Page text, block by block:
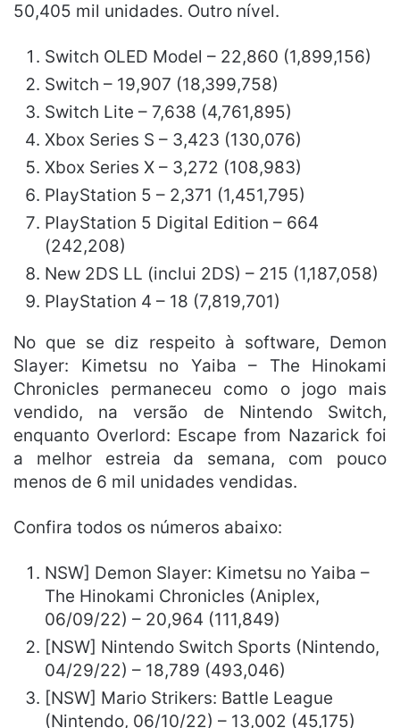
50,405 mil unidades. Outro nível.
Switch OLED Model – 22,860 (1,899,156)
Switch – 19,907 (18,399,758)
Switch Lite – 7,638 (4,761,895)
Xbox Series S – 3,423 (130,076)
Xbox Series X – 3,272 (108,983)
PlayStation 5 – 2,371 (1,451,795)
PlayStation 5 Digital Edition – 664
(242,208)
New 2DS LL (inclui 2DS) – 215 (1,187,058)
PlayStation 4 – 18 (7,819,701)
No que se diz respeito à software, Demon
Slayer: Kimetsu no Yaiba – The Hinokami
Chronicles permaneceu como o jogo mais
vendido, na versão de Nintendo Switch,
enquanto Overlord: Escape from Nazarick foi
a melhor estreia da semana, com pouco
menos de 6 mil unidades vendidas.
Confira todos os números abaixo:
NSW] Demon Slayer: Kimetsu no Yaiba –
The Hinokami Chronicles (Aniplex,
06/09/22) – 20,964 (111,849)
[NSW] Nintendo Switch Sports (Nintendo,
04/29/22) – 18,789 (493,046)
[NSW] Mario Strikers: Battle League
(Nintendo, 06/10/22) – 13,002 (45,175)